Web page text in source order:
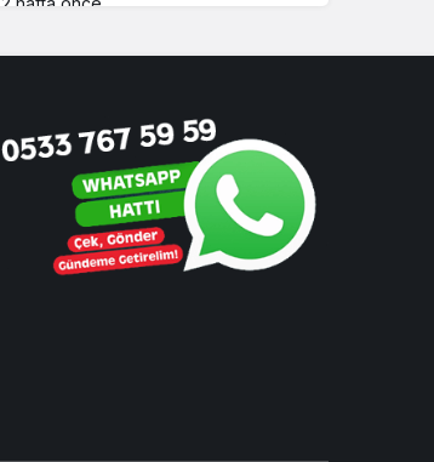
4 hafta önce
Beykoz Başkan Vekili Özlem
Vural Gürzel’den çarpıcı
açıklamalar!